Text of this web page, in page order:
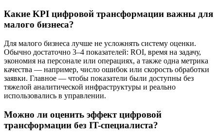
Какие KPI цифровой трансформации важны для
малого бизнеса?
Для малого бизнеса лучше не усложнять систему оценки.
Обычно достаточно 3–4 показателей: ROI, время на задачу,
экономия на персонале или операциях, а также одна метрика
качества — например, число ошибок или скорость обработки
заявки. Главное — чтобы показатели были доступны без
тяжелой аналитической инфраструктуры и реально
использовались в управлении.
Можно ли оценить эффект цифровой
трансформации без IT-специалиста?